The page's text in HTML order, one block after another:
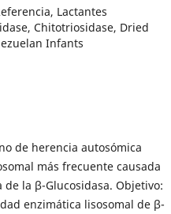
Lactantes
Chitotriosidase, Dried
Infants
de herencia autosómica
más frecuente causada
la β-Glucosidasa. Objetivo:
enzimática lisosomal de β-